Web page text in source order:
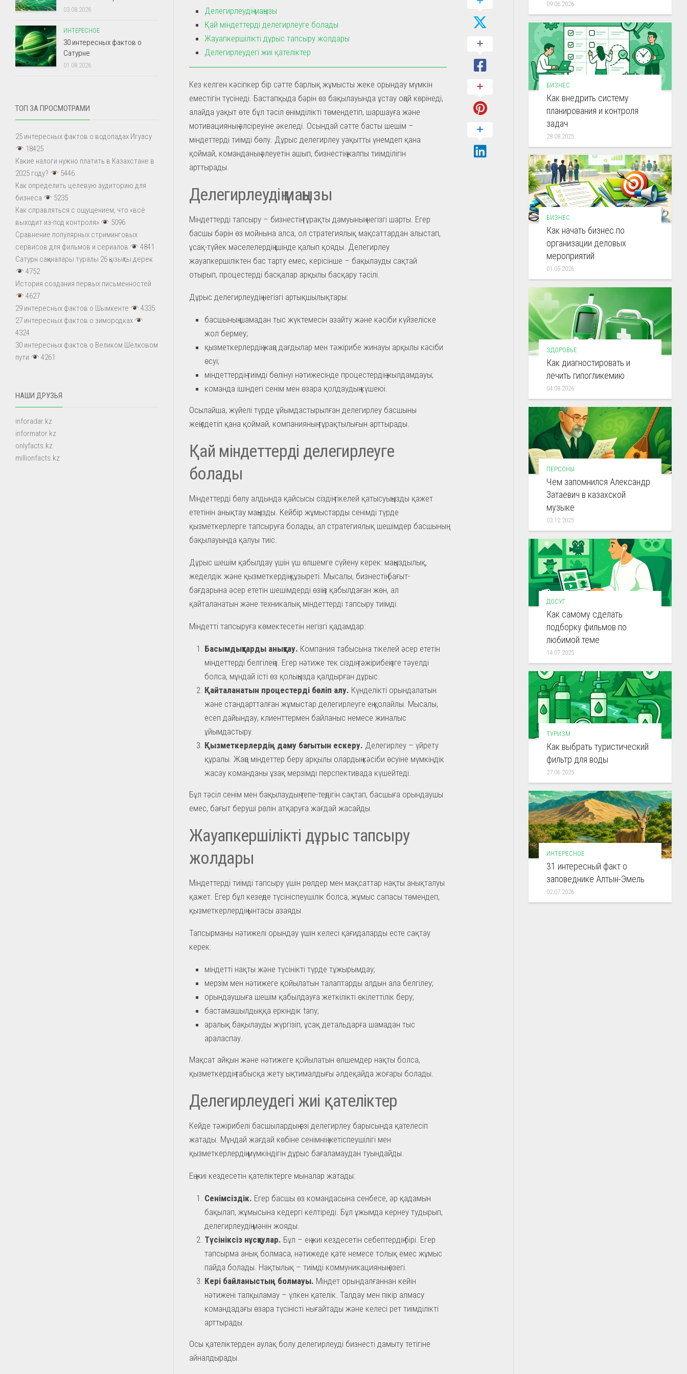
Делегирлеудің маңызы
Қай міндеттерді делегирлеуге болады
Жауапкершілікті дұрыс тапсыру жолдары
Делегирлеудегі жиі қателіктер
Кез келген кәсіпкер бір сәтте барлық жұмысты жеке орындау мүмкін
еместігін түсінеді. Бастапқыда бәрін өз бақылауында ұстау оңай көрінеді,
алайда уақыт өте бұл тәсіл өнімділікті төмендетіп, шаршауға және
мотивацияның әлсіреуіне әкеледі. Осындай сәтте басты шешім –
міндеттерді тиімді бөлу. Дұрыс делегирлеу уақытты үнемдеп қана
қоймай, команданың әлеуетін ашып, бизнестің жалпы тиімділігін
арттырады.
Делегирлеудің маңызы
Міндеттерді тапсыру – бизнестің тұрақты дамуының негізгі шарты. Егер
басшы бәрін өз мойнына алса, ол стратегиялық мақсаттардан алыстап,
ұсақ-түйек мәселелердің ішінде қалып қояды. Делегирлеу
жауапкершіліктен бас тарту емес, керісінше – бақылауды сақтай
отырып, процестерді басқалар арқылы басқару тәсілі.
Дұрыс делегирлеудің негізгі артықшылықтары:
басшының шамадан тыс жүктемесін азайту және кәсіби күйзеліске
жол бермеу;
қызметкерлердің жаңа дағдылар мен тәжірибе жинауы арқылы кәсіби
өсуі;
міндеттердің тиімді бөлінуі нәтижесінде процестердің жылдамдауы;
команда ішіндегі сенім мен өзара қолдаудың күшеюі.
Осылайша, жүйелі түрде ұйымдастырылған делегирлеу басшыны
жеңілдетіп қана қоймай, компанияның тұрақтылығын арттырады.
Қай міндеттерді делегирлеуге
болады
Міндеттерді бөлу алдында қайсысы сіздің тікелей қатысуыңызды қажет
ететінін анықтау маңызды. Кейбір жұмыстарды сенімді түрде
қызметкерлерге тапсыруға болады, ал стратегиялық шешімдер басшының
бақылауында қалуы тиіс.
Дұрыс шешім қабылдау үшін үш өлшемге сүйену керек: маңыздылық,
жеделдік және қызметкердің құзыреті. Мысалы, бизнестің бағыт-
бағдарына әсер ететін шешімдерді өзіңіз қабылдаған жөн, ал
қайталанатын және техникалық міндеттерді тапсыру тиімді.
Міндетті тапсыруға көмектесетін негізгі қадамдар:
Басымдықтарды анықтау. Компания табысына тікелей әсер ететін
міндеттерді белгілеңіз. Егер нәтиже тек сіздің тәжірибеңізге тәуелді
болса, мұндай істі өз қолыңызда қалдырған дұрыс.
Қайталанатын процестерді бөліп алу. Күнделікті орындалатын
және стандартталған жұмыстар делегирлеуге ең қолайлы. Мысалы,
есеп дайындау, клиенттермен байланыс немесе жиналыс
ұйымдастыру.
Қызметкерлердің даму бағытын ескеру. Делегирлеу – үйрету
құралы. Жаңа міндеттер беру арқылы олардың кәсіби өсуіне мүмкіндік
жасау команданы ұзақ мерзімді перспективада күшейтеді.
Бұл тәсіл сенім мен бақылаудың тепе-теңдігін сақтап, басшыға орындаушы
емес, бағыт беруші рөлін атқаруға жағдай жасайды.
Жауапкершілікті дұрыс тапсыру
жолдары
Міндеттерді тиімді тапсыру үшін рөлдер мен мақсаттар нақты анықталуы
қажет. Егер бұл кезеңде түсініспеушілік болса, жұмыс сапасы төмендеп,
қызметкерлердің ынтасы азаяды.
Тапсырманы нәтижелі орындау үшін келесі қағидаларды есте сақтау
керек:
міндетті нақты және түсінікті түрде тұжырымдау;
мерзім мен нәтижеге қойылатын талаптарды алдын ала белгілеу;
орындаушыға шешім қабылдауға жеткілікті өкілеттілік беру;
бастамашылдыққа еркіндік tanу;
аралық бақылауды жүргізіп, ұсақ детальдарға шамадан тыс
араласпау.
Мақсат айқын және нәтижеге қойылатын өлшемдер нақты болса,
қызметкердің табысқа жету ықтималдығы әлдеқайда жоғары болады.
Делегирлеудегі жиі қателіктер
Кейде тәжірибелі басшылардың өзі делегирлеу барысында қателесіп
жатады. Мұндай жағдай көбіне сенімнің жетіспеушілігі мен
қызметкерлердің мүмкіндігін дұрыс бағаламаудан туындайды.
Ең жиі кездесетін қателіктерге мыналар жатады:
Сенімсіздік. Егер басшы өз командасына сенбесе, әр қадамын
бақылап, жұмысына кедергі келтіреді. Бұл ұжымда кернеу тудырып,
делегирлеудің мәнін жояды.
Түсініксіз нұсқаулар. Бұл – ең жиі кездесетін себептердің бірі. Егер
тапсырма анық болмаса, нәтижеде қате немесе толық емес жұмыс
пайда болады. Нақтылық – тиімді коммуникацияның өзегі.
Кері байланыстың болмауы. Міндет орындалғаннан кейін
нәтижені талқыламау – үлкен қателік. Талдау мен пікір алмасу
командадағы өзара түсіністі нығайтады және келесі рет тиімділікті
арттырады.
Осы қателіктерден аулақ болу делегирлеуді бизнесті дамыту тетігіне
айналдырады.
03.08.2026
ИНТЕРЕСНОЕ
30 интересных фактов о
Сатурне
01.08.2026
ТОП ЗА ПРОСМОТРАМИ
25 интересных фактов о водопадах Игуасу
18425
Какие налоги нужно платить в Казахстане в
2025 году?
5446
Как определить целевую аудиторию для
бизнеса
5235
Как справляться с ощущением, что «всё
выходит из-под контроля»
5096
Сравнение популярных стриминговых
сервисов для фильмов и сериалов
4841
Сатурн сақиналары туралы 26 қызықты дерек
4752
История создания первых письменностей
4627
29 интересных фактов о Шымкенте
4335
27 интересных фактов о зимородках
4324
30 интересных фактов о Великом Шёлковом
пути
4261
НАШИ ДРУЗЬЯ
inforadar.kz
informator.kz
onlyfacts.kz
millionfacts.kz
09.06.2026
БИЗНЕС
Как внедрить систему
планирования и контроля
задач
28.08.2025
БИЗНЕС
Как начать бизнес по
организации деловых
мероприятий
01.05.2026
ЗДОРОВЬЕ
Как диагностировать и
лечить гипогликемию
04.08.2026
ПЕРСОНЫ
Чем запомнился Александр
Затаевич в казахской
музыке
03.12.2025
ДОСУГ
Как самому сделать
подборку фильмов по
любимой теме
14.07.2025
ТУРИЗМ
Как выбрать туристический
фильтр для воды
27.06.2025
ИНТЕРЕСНОЕ
31 интересный факт о
заповеднике Алтын-Эмель
02.07.2026